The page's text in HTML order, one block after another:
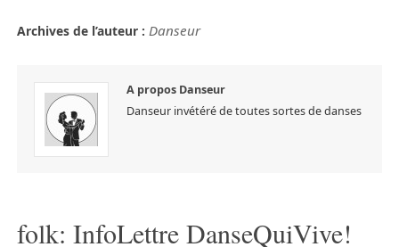
Archives de l’auteur : Danseur
A propos Danseur
Danseur invétéré de toutes sortes de danses
folk: InfoLettre DanseQuiVive!